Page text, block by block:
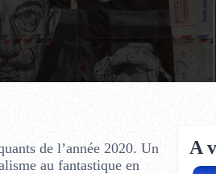
de l’année 2020. Un
au fantastique en
A